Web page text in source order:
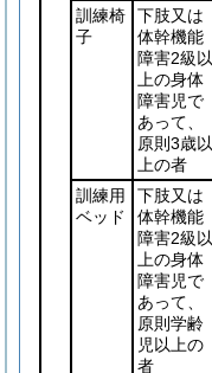
訓練椅
子
下肢又は
体幹機能
障害2級以
上の身体
障害児で
あって、
原則3歳以
上の者
訓練用
ベッド
下肢又は
体幹機能
障害2級以
上の身体
障害児で
あって、
原則学齢
児以上の
者